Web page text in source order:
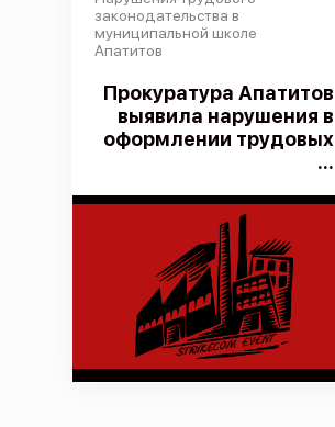
законодательства в
муниципальной школе
Апатитов
Прокуратура Апатитов
выявила нарушения в
оформлении трудовых
...